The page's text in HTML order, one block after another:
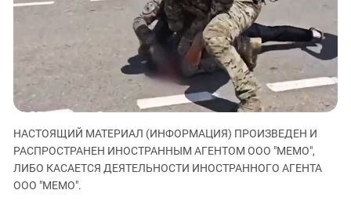
ЗАСТАВЛЯЕТ
КАВКАЗ ЗА ПАЛЕСТИНУ
ИНАКОМЫСЛИЕ В ЧЕЧНЕ
ПРЕСЛЕДОВАНИЕ АКТИВИСТОВ
МОБИЛИЗАЦИЯ И ПРОТЕСТЫ
Дагестан
Кабардино-Балкария
Калмыкия
Карачаево-Черкесия
Краснодарский край
Российская Федерация
НАСТОЯЩИЙ МАТЕРИАЛ (ИНФОРМАЦИЯ) ПРОИЗВЕДЕН И
РАСПРОСТРАНЕН ИНОСТРАННЫМ АГЕНТОМ ООО "МЕМО",
ЛИБО КАСАЕТСЯ ДЕЯТЕЛЬНОСТИ ИНОСТРАННОГО АГЕНТА
ООО "МЕМО".